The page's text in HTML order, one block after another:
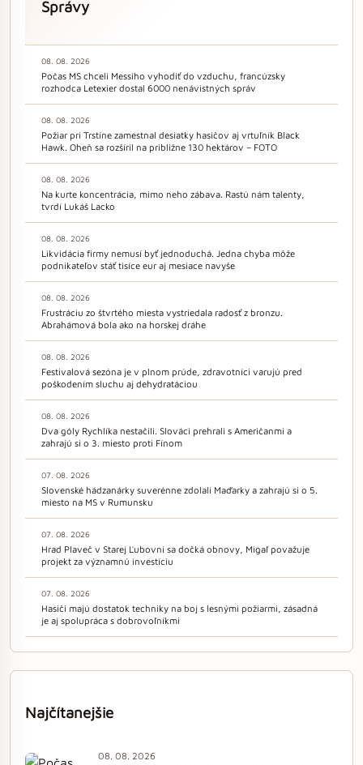
Správy
08. 08. 2026
Počas MS chceli Messiho vyhodiť do vzduchu, francúzsky
rozhodca Letexier dostal 6000 nenávistných správ
08. 08. 2026
Požiar pri Trstíne zamestnal desiatky hasičov aj vrtuľník Black
Hawk. Oheň sa rozšíril na približne 130 hektárov – FOTO
08. 08. 2026
Na kurte koncentrácia, mimo neho zábava. Rastú nám talenty,
tvrdí Lukáš Lacko
08. 08. 2026
Likvidácia firmy nemusí byť jednoduchá. Jedna chyba môže
podnikateľov stáť tisíce eur aj mesiace navyše
08. 08. 2026
Frustráciu zo štvrtého miesta vystriedala radosť z bronzu.
Abrahámová bola ako na horskej dráhe
08. 08. 2026
Festivalová sezóna je v plnom prúde, zdravotníci varujú pred
poškodením sluchu aj dehydratáciou
08. 08. 2026
Dva góly Rychlíka nestačili. Slováci prehrali s Američanmi a
zahrajú si o 3. miesto proti Fínom
07. 08. 2026
Slovenské hádzanárky suverénne zdolali Maďarky a zahrajú si o 5.
miesto na MS v Rumunsku
07. 08. 2026
Hrad Plaveč v Starej Ľubovni sa dočká obnovy, Migaľ považuje
projekt za významnú investíciu
07. 08. 2026
Hasiči majú dostatok techniky na boj s lesnými požiarmi, zásadná
je aj spolupráca s dobrovoľníkmi
Najčítanejšie
08. 08. 2026